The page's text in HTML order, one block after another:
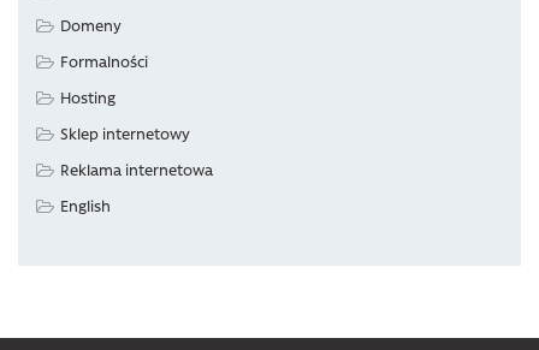
Domeny
Formalności
Hosting
Sklep internetowy
Reklama internetowa
English